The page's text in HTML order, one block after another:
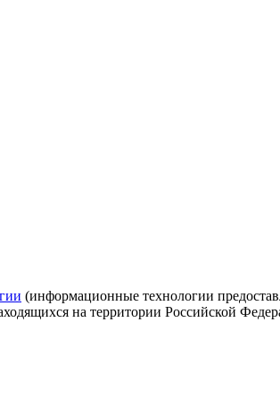
(информационные технологии
на территории Российской